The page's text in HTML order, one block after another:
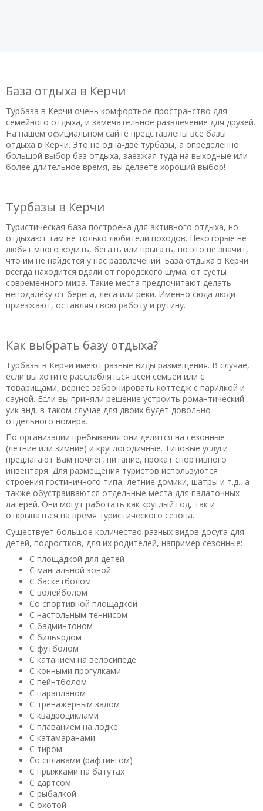
База отдыха в Керчи
Турбаза в Керчи очень комфортное пространство для
семейного отдыха, и замечательное развлечение для друзей.
На нашем официальном сайте представлены все базы
отдыха в Керчи. Это не одна-две турбазы, а определенно
большой выбор баз отдыха, заезжая туда на выходные или
более длительное время, вы делаете хороший выбор!
Турбазы в Керчи
Туристическая база построена для активного отдыха, но
отдыхают там не только любители походов. Некоторые не
любят много ходить, бегать или прыгать, но это не значит,
что им не найдётся у нас развлечений. База отдыха в Керчи
всегда находится вдали от городского шума, от суеты
современного мира. Такие места предпочитают делать
неподалёку от берега, леса или реки. Именно сюда люди
приезжают, оставляя свою работу и рутину.
Как выбрать базу отдыха?
Турбазы в Керчи имеют разные виды размещения. В случае,
если вы хотите расслабляться всей семьей или с
товарищами, вернее забронировать коттедж с парилкой и
сауной. Если вы приняли решение устроить романтический
уик-энд, в таком случае для двоих будет довольно
отдельного номера.
По организации пребывания они делятся на сезонные
(летние или зимние) и круглогодичные. Типовые услуги
предлагают Вам ночлег, питание, прокат спортивного
инвентаря. Для размещения туристов используются
строения гостиничного типа, летние домики, шатры и т.д., а
также обустраиваются отдельные места для палаточных
лагерей. Они могут работать как круглый год, так и
открываться на время туристического сезона.
Существует большое количество разных видов досуга для
детей, подростков, для их родителей, например сезонные:
С площадкой для детей
С мангальной зоной
С баскетболом
С волейболом
Со спортивной площадкой
С настольным теннисом
С бадминтоном
С бильярдом
С футболом
С катанием на велосипеде
С конными прогулками
С пейнтболом
С парапланом
С тренажерным залом
С квадроциклами
С плаванием на лодке
С катамаранами
С тиром
Со сплавами (рафтингом)
С прыжками на батутах
С дартсом
С рыбалкой
С охотой